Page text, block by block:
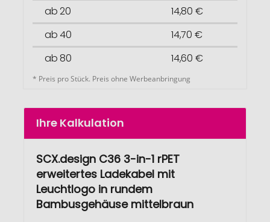
ab 20
14,80 €
ab 40
14,70 €
ab 80
14,60 €
* Preis pro Stück. Preis ohne Werbeanbringung
Ihre Kalkulation
SCX.design C36 3-in-1 rPET
erweitertes Ladekabel mit
Leuchtlogo in rundem
Bambusgehäuse mittelbraun